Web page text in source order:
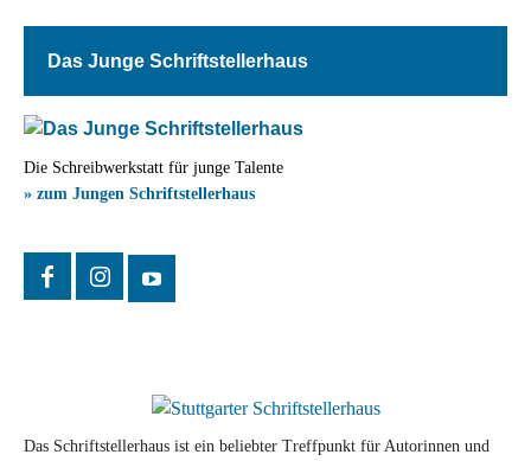
Das Junge Schriftstellerhaus
Die Schreibwerkstatt für junge Talente
» zum Jungen Schriftstellerhaus
Das Schriftstellerhaus ist ein beliebter Treffpunkt für Autorinnen und